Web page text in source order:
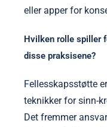
eller apper for
Hvilken rolle spiller
disse praksisene?
Fellesskapsstøtte
teknikker for sinn-
Det fremmer